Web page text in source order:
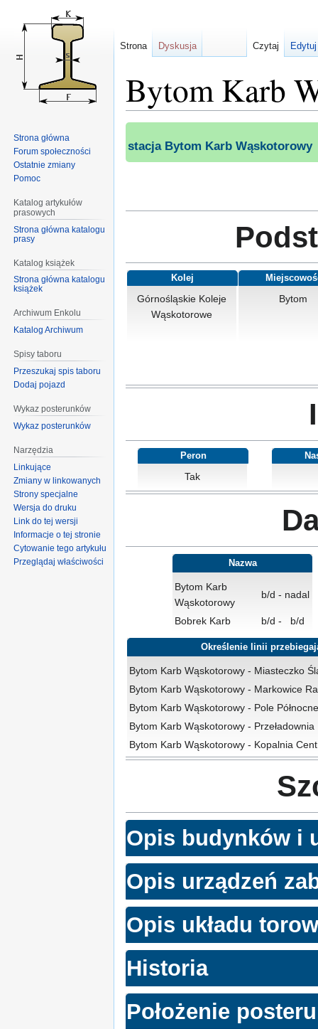
Bytom Karb
do
nawigacji
do
wyszukiwania
stacja Bytom Karb Wąskotorowy
Kolej
Górnośląskie Koleje
Wąskotorowe
Bytom
Peron
Tak
Nazwa
Bytom Karb
Wąskotorowy
b/d - nadal
Bobrek Karb b/d - b/d
Określenie linii
Bytom Karb Wąskotorowy - Miasteczko
Bytom Karb Wąskotorowy - Markowice
Bytom Karb Wąskotorowy - Pole Północne
Bytom Karb Wąskotorowy - Przeładownia
Bytom Karb Wąskotorowy - Kopalnia
Opis budynków i
Opis urządzeń
Opis układu
Historia
Położenie
Strona Dyskusja Czytaj
Strona główna
Forum społeczności
Ostatnie zmiany
Pomoc
Katalog artykułów
prasowych
Strona główna katalogu
prasy
Katalog książek
Strona główna katalogu
książek
Archiwum Enkolu
Katalog Archiwum
Spisy taboru
Przeszukaj spis taboru
Dodaj pojazd
Wykaz posterunków
Wykaz posterunków
Narzędzia
Linkujące
Zmiany w linkowanych
Strony specjalne
Wersja do druku
Link do tej wersji
Informacje o tej stronie
Cytowanie tego artykułu
Przeglądaj właściwości